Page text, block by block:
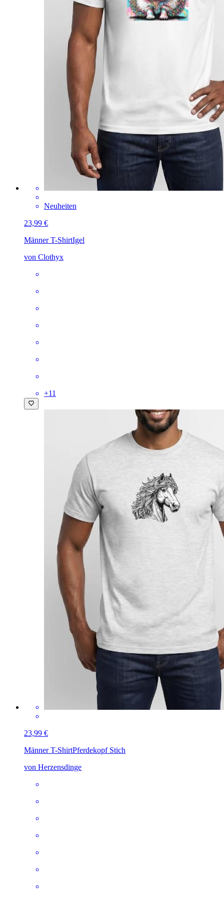
Neuheiten
23,99 €
Männer T-ShirtIgel
von Clothyx
+11
23,99 €
Männer T-ShirtPferdekopf Stich
von Herzensdinge